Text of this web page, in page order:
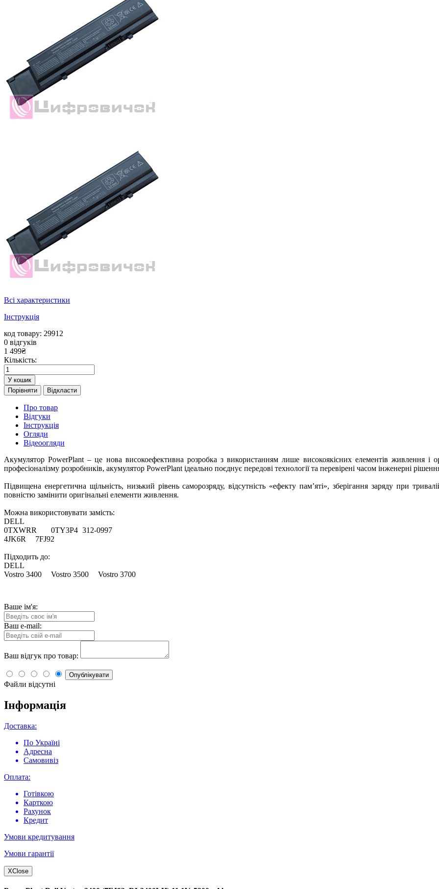
Всі характеристики
Інструкція
код товару: 29912
0 відгуків
1 499₴
Кількість:
У кошик
Порівняти
Відкласти
Про товар
Відгуки
Інструкція
Огляди
Відеоогляди
Акумулятор PowerPlant – це нова високоефективна розробка з використанням лише високоякісних елементів живлення і
професіоналізму розробників, акумулятор PowerPlant ідеально поєднує передові технології та перевірені часом інженерні
Підвищена енергетична щільність, низький рівень саморозряду, відсутність «ефекту пам’яті», зберігання заряду при
повністю замінити оригінальні елементи живлення.
Можна використовувати замість:
DELL
0TXWRR
0TY3P4 312-0997
4JK6R
7FJ92
Підходить до:
DELL
Vostro 3400
Vostro 3500 Vostro 3700
Ваше ім'я:
Ваш e-mail:
Ваш відгук про товар:
Опублікувати
Файли відсутні
Інформація
Доставка:
По Україні
Адресна
Самовивіз
Оплата:
Готівкою
Карткою
Рахунок
Кредит
Умови кредитування
Умови гарантії
XClose